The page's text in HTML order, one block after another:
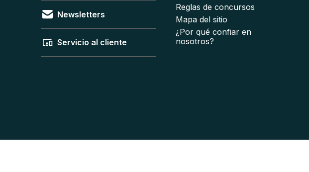
Newsletters
Servicio al cliente
Reglas de concursos
Mapa del sitio
¿Por qué confiar en
nosotros?